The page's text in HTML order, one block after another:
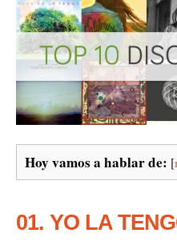
Hoy vamos a hablar de: [
01. YO LA